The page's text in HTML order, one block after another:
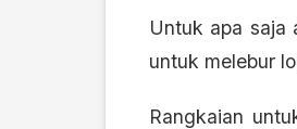
Untuk apa saja
untuk melebur
Rangkaian